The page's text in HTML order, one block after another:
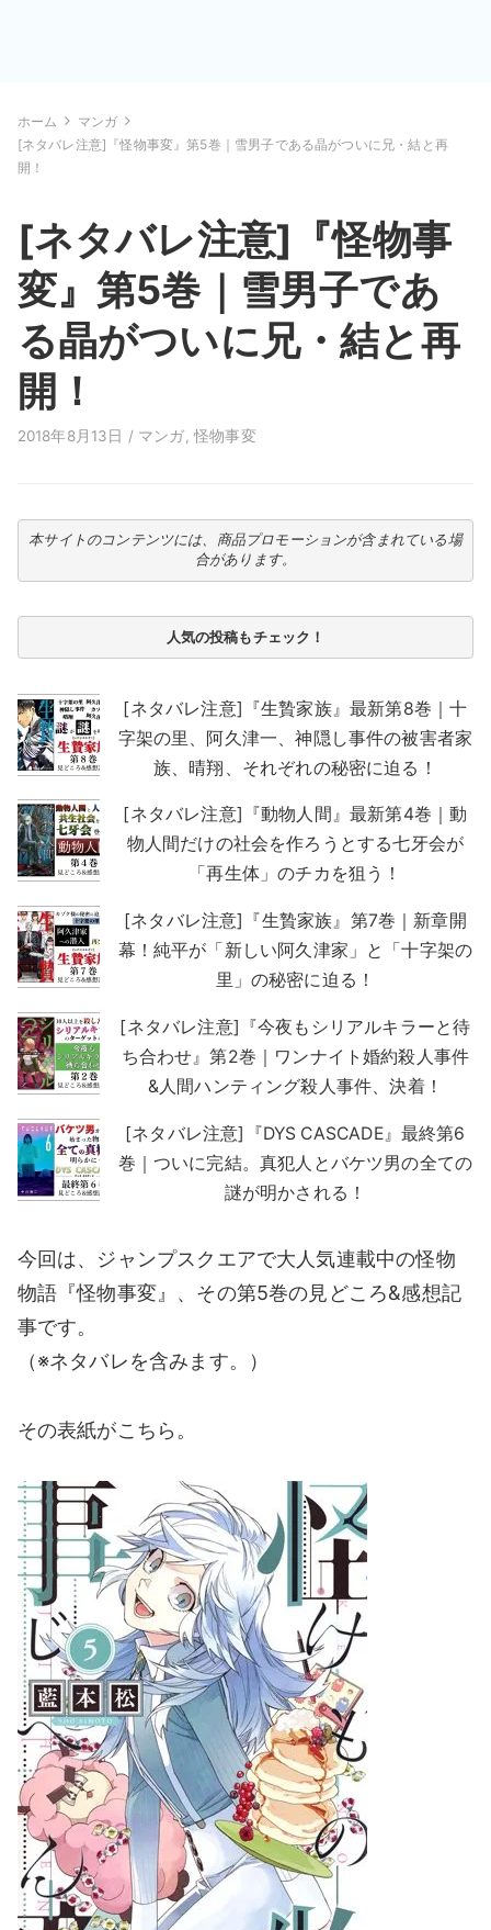
ホーム
マンガ
[ネタバレ注意]『怪物事変』第5巻｜雪男子である晶がついに兄・結と再
開！
[ネタバレ注意]『怪物事
変』第5巻｜雪男子であ
る晶がついに兄・結と再
開！
2018年8月13日 / マンガ ,怪物事変
本サイトのコンテンツには、商品プロモーションが含まれている場
合があります。
人気の投稿もチェック！
[ネタバレ注意]『生贄家族』最新第8巻｜十
字架の里、阿久津一、神隠し事件の被害者家
族、晴翔、それぞれの秘密に迫る！
[ネタバレ注意]『動物人間』最新第4巻｜動
物人間だけの社会を作ろうとする七牙会が
「再生体」のチカを狙う！
[ネタバレ注意]『生贄家族』第7巻｜新章開
幕！純平が「新しい阿久津家」と「十字架の
里」の秘密に迫る！
[ネタバレ注意]『今夜もシリアルキラーと待
ち合わせ』第2巻｜ワンナイト婚約殺人事件
&人間ハンティング殺人事件、決着！
[ネタバレ注意]『DYS CASCADE』最終第6
巻｜ついに完結。真犯人とバケツ男の全ての
謎が明かされる！
今回は、ジャンプスクエアで大人気連載中の怪物
物語『怪物事変』、その第5巻の見どころ&感想記
事です。
（※ネタバレを含みます。）
その表紙がこちら。